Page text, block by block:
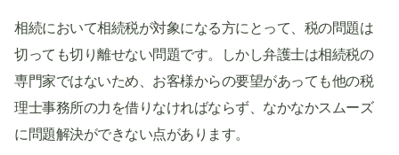
相続において相続税が対象になる方にとって、税の問題は
切っても切り離せない問題です。しかし弁護士は相続税の
専門家ではないため、お客様からの要望があっても他の税
理士事務所の力を借りなければならず、なかなかスムーズ
に問題解決ができない点があります。